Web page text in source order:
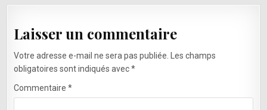
Laisser un commentaire
Votre adresse e-mail ne sera pas publiée.
Les champs
obligatoires sont indiqués avec*
Commentaire*